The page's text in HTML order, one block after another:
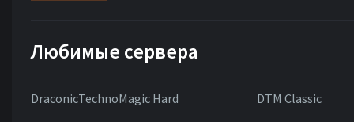
Любимые сервера
DraconicTechnoMagic Hard DTM Classic